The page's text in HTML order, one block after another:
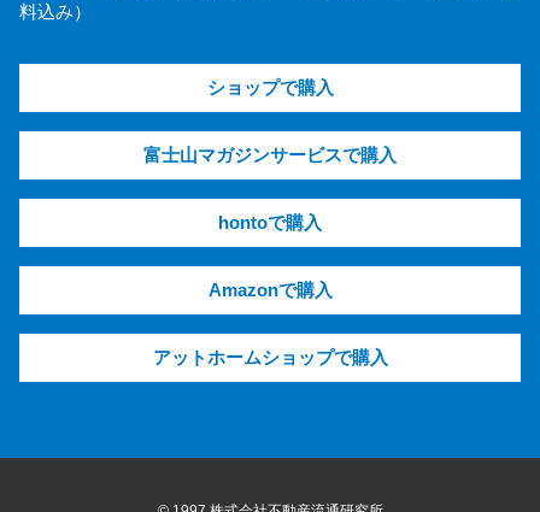
料込み）
ショップで購入
富士山マガジンサービスで購入
hontoで購入
Amazonで購入
アットホームショップで購入